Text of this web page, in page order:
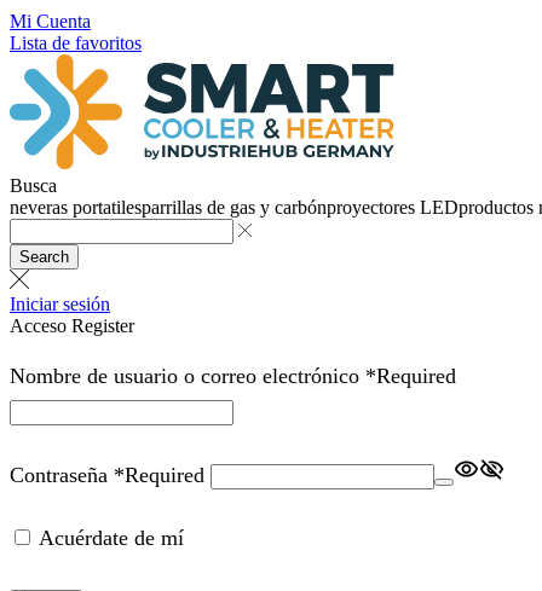
Mi Cuenta
Lista de favoritos
Busca
neveras portatilesparrillas de gas y carbónproyectores LEDproductos
Search
Iniciar sesión
Acceso Register
Nombre de usuario o correo electrónico *Required
Contraseña *Required
Acuérdate de mí